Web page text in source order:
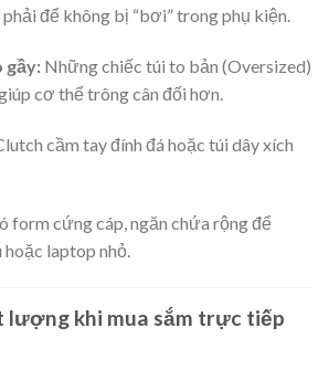
để không bị “bơi” trong phụ kiện.
gầy:Những chiếc túi to bản (Oversized)
cơ thể trông cân đối hơn.
cầm tay đính đá hoặc túi dây xích
form cứng cáp, ngăn chứa rộng để
laptop nhỏ.
lượng khi mua sắm trực tiếp